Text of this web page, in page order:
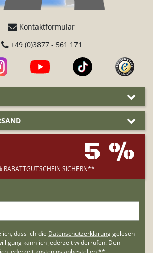
Kontaktformular
+49 (0)3877 - 561 171
5 %
RABATTGUTSCHEIN SICHERN**